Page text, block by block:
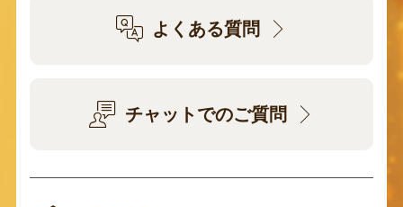
よくある質問
チャットでのご質問